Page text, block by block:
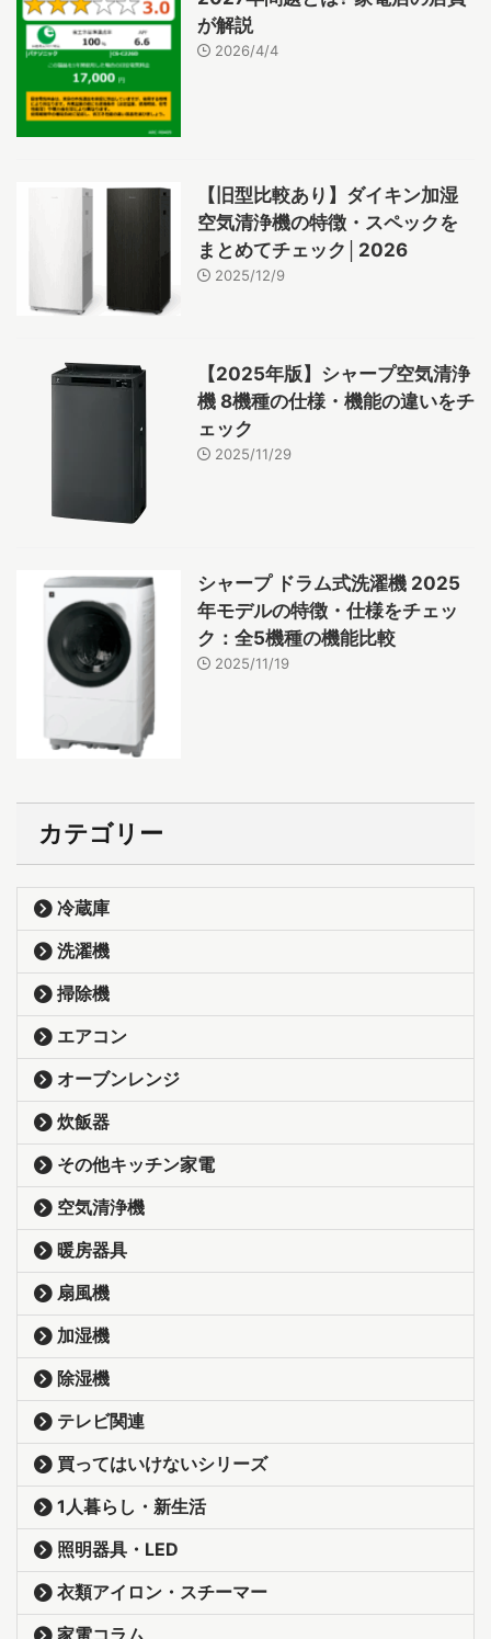
が解説
2026/4/4
【旧型比較あり】ダイキン加湿
空気清浄機の特徴・スペックを
まとめてチェック│2026
2025/12/9
【2025年版】シャープ空気清浄
機 8機種の仕様・機能の違いをチ
ェック
2025/11/29
シャープ ドラム式洗濯機 2025
年モデルの特徴・仕様をチェッ
ク：全5機種の機能比較
2025/11/19
カテゴリー
冷蔵庫
洗濯機
掃除機
エアコン
オーブンレンジ
炊飯器
その他キッチン家電
空気清浄機
暖房器具
扇風機
加湿機
除湿機
テレビ関連
買ってはいけないシリーズ
1人暮らし・新生活
照明器具・LED
衣類アイロン・スチーマー
家電コラム